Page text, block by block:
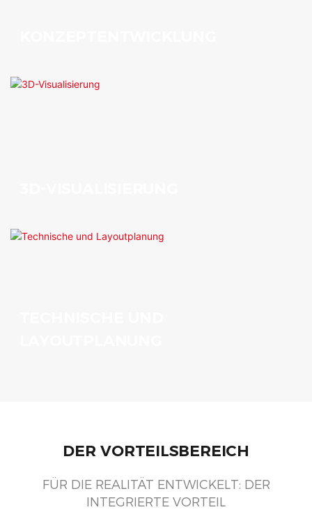
DER VORTEILSBEREICH
FÜR DIE REALITÄT ENTWICKELT: DER
INTEGRIERTE VORTEIL